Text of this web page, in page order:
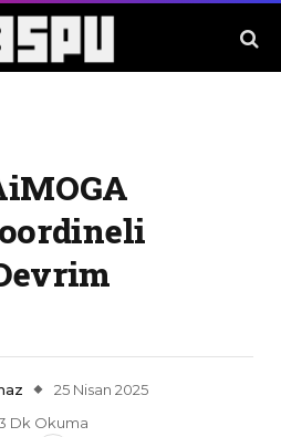
25 Nisan 2025
Dk Okuma